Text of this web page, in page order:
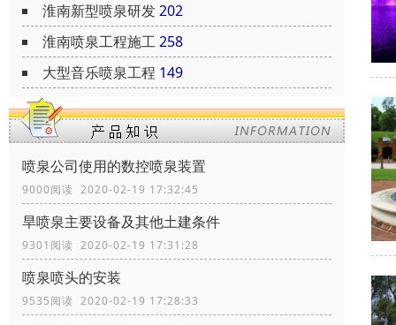
淮南新型喷泉研发202
淮南喷泉工程施工258
大型音乐喷泉工程 149
喷泉公司使用的数控喷泉装置
9000阅读 2020-02-19 17:32:45
旱喷泉主要设备及其他土建条件
9301阅读 2020-02-19 17:31:28
喷泉喷头的安装
9535阅读 2020-02-19 17:28:33